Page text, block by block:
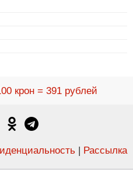
крон = 391 рублей
Рассылка